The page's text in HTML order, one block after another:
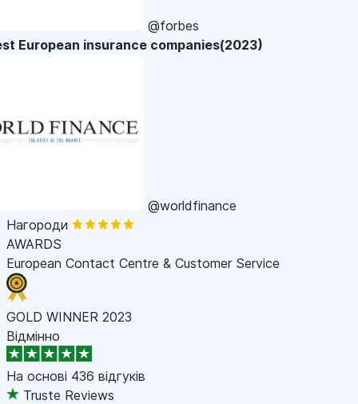
@forbes
European insurance companies(2023)
@worldfinance
Нагороди
AWARDS
European Contact Centre & Customer Service
GOLD WINNER 2023
Відмінно
На основі 436 відгуків
Truste Reviews